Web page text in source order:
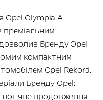
Opel Olympia A —
преміальним
Бренду Opel
компактним
Opel Rekord.
Бренду Opel:
продовження